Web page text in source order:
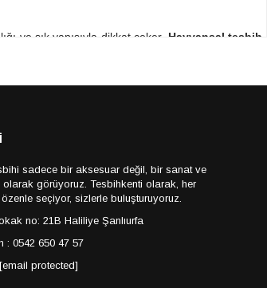
ve şık yapısıyla dikkat çeker. Hayvansal tesbih
kakmalı işlemeli tesbihler de şıklığıyla göz
sadece bir aksesuar değil, bir sanat ve
olarak görüyoruz. Tesbihkenti olarak, her
seçiyor, sizlerle buluşturuyoruz.
no: 21B Haliliye Şanlıurfa
: 0542 650 47 57
[email protected]